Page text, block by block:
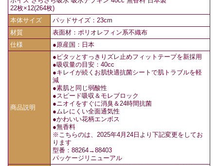
22枚×12(264枚)
本体サイズ
パッドサイズ：23cm
材質
表面材：ポリオレフィン系不織布
仕様
●原産国：日本
商品説明
●ピタッとすっきりズレ止めフィットテープを新採用
●吸収量の目安：40cc
●キレイが続くお肌快適抗菌シートで肌トラブルを軽
減
●素肌と同じ弱酸性
●スピード吸収＆モレブロック
●ニオイをすぐに消臭＆24時間抗菌
●ムレにくい全面通気性
●かわいい花柄エンボス
●無香料
※こちらのは、2025年4月24日より下記変更をしてお
ります
型番：88264→88403
パッケージリニューアル